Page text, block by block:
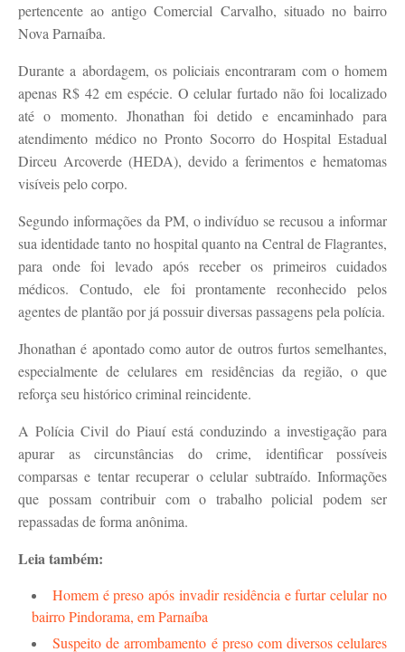
pertencente ao antigo Comercial Carvalho, situado no bairro
Nova Parnaíba.
Durante a abordagem, os policiais encontraram com o homem
apenas R$ 42 em espécie. O celular furtado não foi localizado
até o momento. Jhonathan foi detido e encaminhado para
atendimento médico no Pronto Socorro do Hospital Estadual
Dirceu Arcoverde (HEDA), devido a ferimentos e hematomas
visíveis pelo corpo.
Segundo informações da PM, o indivíduo se recusou a informar
sua identidade tanto no hospital quanto na Central de Flagrantes,
para onde foi levado após receber os primeiros cuidados
médicos. Contudo, ele foi prontamente reconhecido pelos
agentes de plantão por já possuir diversas passagens pela polícia.
Jhonathan é apontado como autor de outros furtos semelhantes,
especialmente de celulares em residências da região, o que
reforça seu histórico criminal reincidente.
A Polícia Civil do Piauí está conduzindo a investigação para
apurar as circunstâncias do crime, identificar possíveis
comparsas e tentar recuperar o celular subtraído. Informações
que possam contribuir com o trabalho policial podem ser
repassadas de forma anônima.
Leia também:
Homem é preso após invadir residência e furtar celular no
bairro Pindorama, em Parnaíba
Suspeito de arrombamento é preso com diversos celulares